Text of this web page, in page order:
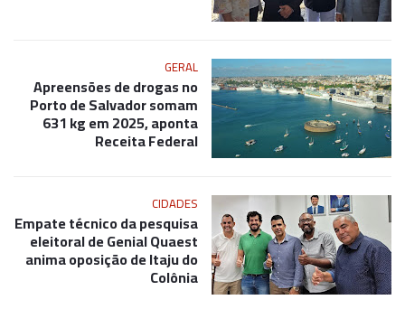
GERAL
Apreensões de drogas no
Porto de Salvador somam
631 kg em 2025, aponta
Receita Federal
CIDADES
Empate técnico da pesquisa
eleitoral de Genial Quaest
anima oposição de Itaju do
Colônia